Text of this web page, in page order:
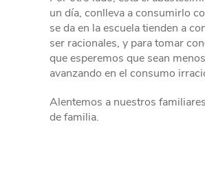
un día, conlleva a consumirlo
se da en la escuela tienden a
ser racionales, y para tomar
que esperemos que sean
avanzando en el consumo
Alentemos a nuestros
de familia.